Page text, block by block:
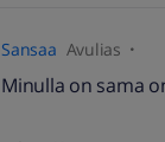
Sansaa Avulias
Minulla on sama